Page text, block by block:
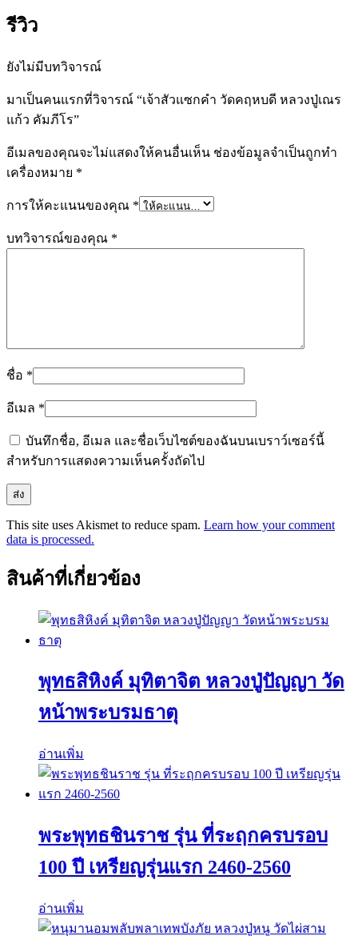
รีวิว
ยังไม่มีบทวิจารณ์
มาเป็นคนแรกที่วิจารณ์ “เจ้าสัวแซกคำ วัดคฤหบดี หลวงปู่เณร
แก้ว คัมภีโร”
อีเมลของคุณจะไม่แสดงให้คนอื่นเห็น ช่องข้อมูลจำเป็นถูกทำ
เครื่องหมาย *
การให้คะแนนของคุณ *
บทวิจารณ์ของคุณ *
ชื่อ *
อีเมล *
บันทึกชื่อ, อีเมล และชื่อเว็บไซต์ของฉันบนเบราว์เซอร์นี้
สำหรับการแสดงความเห็นครั้งถัดไป
This site uses Akismet to reduce spam. Learn how your comment
data is processed.
สินค้าที่เกี่ยวข้อง
พุทธสิหิงค์ มุทิตาจิต หลวงปู่ปัญญา วัด
หน้าพระบรมธาตุ
อ่านเพิ่ม
พระพุทธชินราช รุ่น ที่ระฤกครบรอบ
100 ปี เหรียญรุ่นแรก 2460-2560
อ่านเพิ่ม